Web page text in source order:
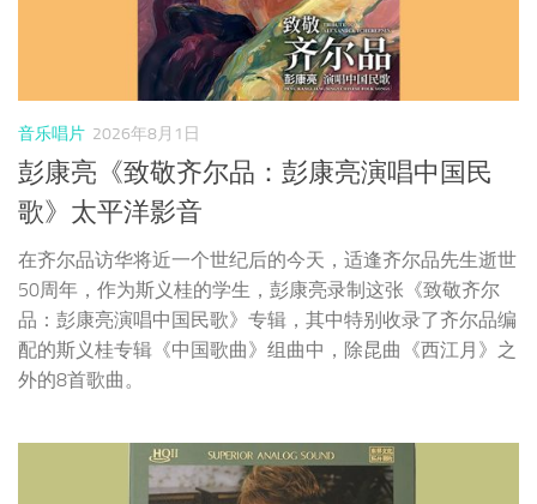
在齐尔品访华将近一个世纪后的今天，适逢齐尔品先生逝世
50周年，作为斯义桂的学生，彭康亮录制这张《致敬齐尔
品：彭康亮演唱中国民歌》专辑，其中特别收录了齐尔品编
配的斯义桂专辑《中国歌曲》组曲中，除昆曲《西江月》之
2026年8月1日